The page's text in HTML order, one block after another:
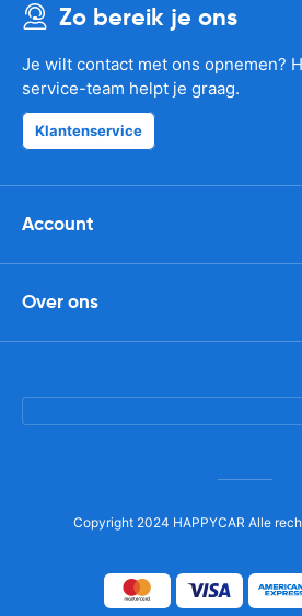
Zo bereik je ons
Je wilt contact met ons opnemen?
service-team helpt je graag.
Klantenservice
Account
Over ons
Copyright 2024 HAPPYCAR Alle